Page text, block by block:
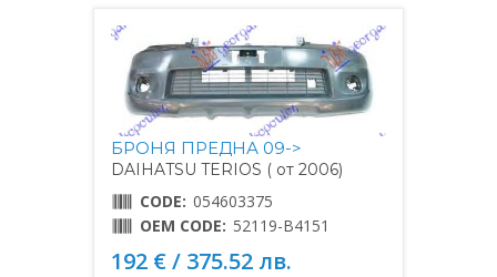
БРОНЯ ПРЕДНА 09->
DAIHATSU TERIOS ( от 2006)
CODE: 054603375
OEM CODE: 52119-B4151
192 € / 375.52 лв.